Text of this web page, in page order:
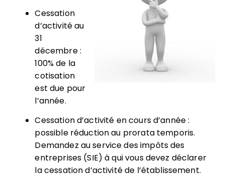
Cessation
d’activité au
31
décembre :
100% de la
cotisation
est due pour
l’année.
Cessation d’activité en cours d’année :
possible réduction au prorata temporis.
Demandez au service des impôts des
entreprises (SIE) à qui vous devez déclarer
la cessation d’activité de l’établissement.